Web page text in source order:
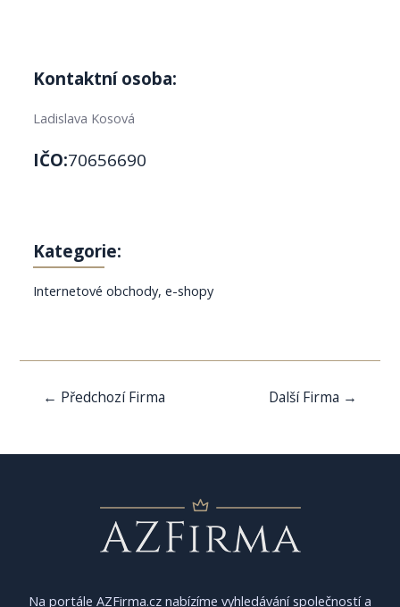
Kontaktní osoba:
Ladislava Kosová
IČO:70656690
Kategorie:
Internetové obchody, e-shopy
Navigace
← Předchozí Firma Další Firma →
Na portále AZFirma.cz nabízíme vyhledávání společností a